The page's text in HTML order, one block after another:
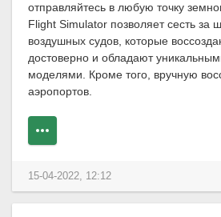
отправляйтесь в любую точку
Flight Simulator позволяет сесть за
воздушных судов, которые
достоверно и обладают
моделями. Кроме того, вручную
аэропортов.
15-04-2022, 12:12